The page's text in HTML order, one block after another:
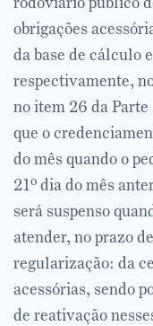
obrigações
da base de cálculo
respectivamente,
no item 26 da
que o
do mês quando o
21º dia do mês
será suspenso
atender, no prazo
regularização: da
acessórias, sendo
de reativação